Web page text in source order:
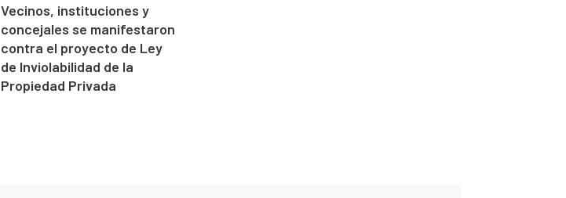
Vecinos, instituciones y
concejales se manifestaron
contra el proyecto de Ley
de Inviolabilidad de la
Propiedad Privada